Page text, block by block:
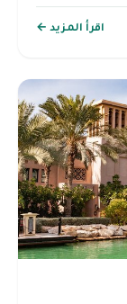
اقرأ المزيد ←